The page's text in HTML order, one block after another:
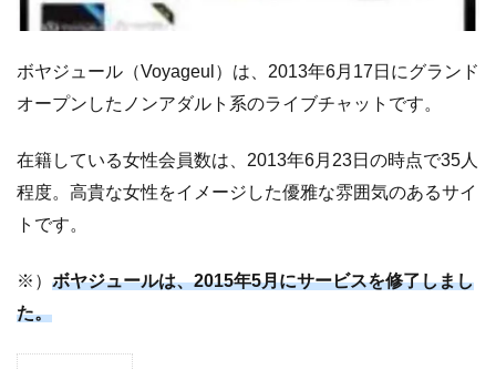
ボヤジュール（Voyageul）は、2013年6月17日にグランド
オープンしたノンアダルト系のライブチャットです。
在籍している女性会員数は、2013年6月23日の時点で35人
程度。高貴な女性をイメージした優雅な雰囲気のあるサイ
トです。
※） ボヤジュールは、2015年5月にサービスを修了しまし
た。